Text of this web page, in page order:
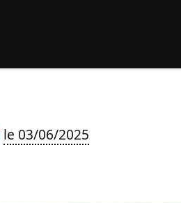
le 03/06/2025